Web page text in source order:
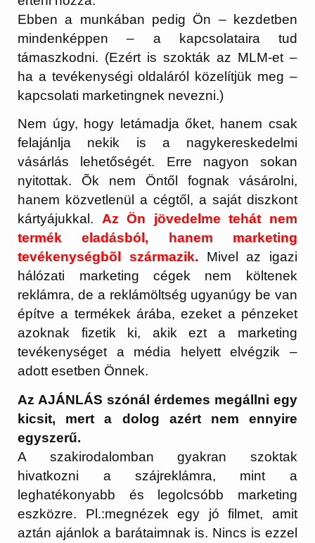
Ebben a munkában pedig Ön – kezdetben
mindenképpen – a kapcsolataira tud
támaszkodni. (Ezért is szokták az MLM-et –
ha a tevékenységi oldaláról közelítjük meg –
kapcsolati marketingnek nevezni.)
Nem úgy, hogy letámadja őket, hanem csak
felajánlja nekik is a nagykereskedelmi
vásárlás lehetőségét. Erre nagyon sokan
nyitottak. Õk nem Öntől fognak vásárolni,
hanem közvetlenül a cégtől, a saját diszkont
kártyájukkal. Az Ön jövedelme tehát nem
termék eladásból, hanem marketing
tevékenységbõl származik. Mivel az igazi
hálózati marketing cégek nem költenek
reklámra, de a reklámöltség ugyanúgy be van
építve a termékek árába, ezeket a pénzeket
azoknak fizetik ki, akik ezt a marketing
tevékenységet a média helyett elvégzik –
adott esetben Önnek.
Az AJÁNLÁS szónál érdemes megállni egy
kicsit, mert a dolog azért nem ennyire
egyszerű.
A szakirodalomban gyakran szoktak
hivatkozni a szájreklámra, mint a
leghatékonyabb és legolcsóbb marketing
eszközre. Pl.:megnézek egy jó filmet, amit
aztán ajánlok a barátaimnak is. Nincs is ezzel